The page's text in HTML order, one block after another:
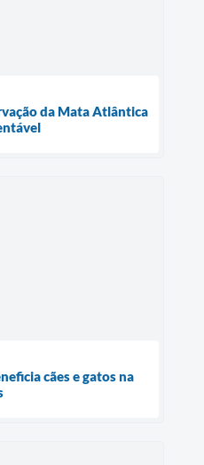
da Mata Atlântica
cães e gatos na